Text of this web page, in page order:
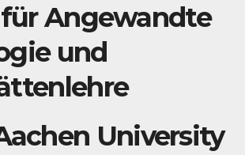
Angewandte
und
University